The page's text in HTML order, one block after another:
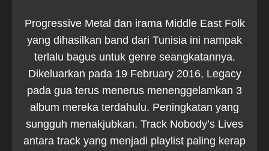
Progressive Metal dan irama Middle East Folk
yang dihasilkan band dari Tunisia ini nampak
terlalu bagus untuk genre seangkatannya.
Dikeluarkan pada 19 February 2016, Legacy
pada gua terus menerus menenggelamkan 3
album mereka terdahulu. Peningkatan yang
sungguh menakjubkan. Track Nobody’s Lives
antara track yang menjadi playlist paling kerap